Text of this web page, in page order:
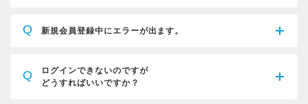
Q 新規会員登録中にエラーが出ます。
Q
ログインできないのですが
どうすればいいですか？